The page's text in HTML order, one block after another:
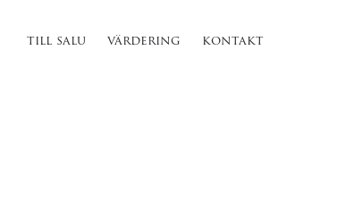
till salu värdering kontakt